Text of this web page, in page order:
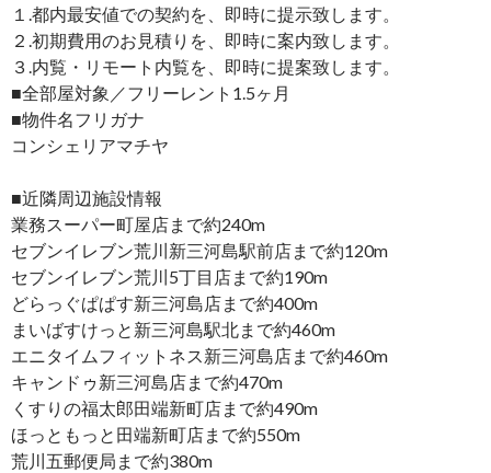
１.都内最安値での契約を、即時に提示致します。
２.初期費用のお見積りを、即時に案内致します。
３.内覧・リモート内覧を、即時に提案致します。
■全部屋対象／フリーレント1.5ヶ月
■物件名フリガナ
コンシェリアマチヤ
■近隣周辺施設情報
業務スーパー町屋店まで約240m
セブンイレブン荒川新三河島駅前店まで約120m
セブンイレブン荒川5丁目店まで約190m
どらっぐぱぱす新三河島店まで約400m
まいばすけっと新三河島駅北まで約460m
エニタイムフィットネス新三河島店まで約460m
キャンドゥ新三河島店まで約470m
くすりの福太郎田端新町店まで約490m
ほっともっと田端新町店まで約550m
荒川五郵便局まで約380m